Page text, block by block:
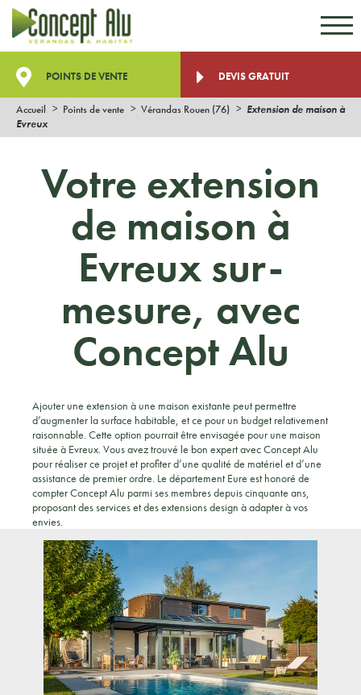
POINTS DE VENTE DEVIS GRATUIT
Accueil Points de vente Vérandas Rouen (76)
Extension de maison à
Evreux
Votre extension
de maison à
Evreux sur-
mesure, avec
Concept Alu
Ajouter une extension à une maison existante peut permettre
d’augmenter la surface habitable, et ce pour un budget relativement
raisonnable. Cette option pourrait être envisagée pour une maison
située à Evreux. Vous avez trouvé le bon expert avec Concept Alu
pour réaliser ce projet et profiter d’une qualité de matériel et d’une
assistance de premier ordre. Le département Eure est honoré de
compter Concept Alu parmi ses membres depuis cinquante ans,
proposant des services et des extensions design à adapter à vos
envies.